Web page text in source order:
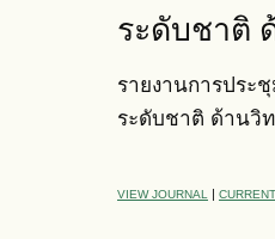
ระดับชาติ
รายงานการประ
ระดับชาติ ด้านวิ
VIEW JOURNAL |